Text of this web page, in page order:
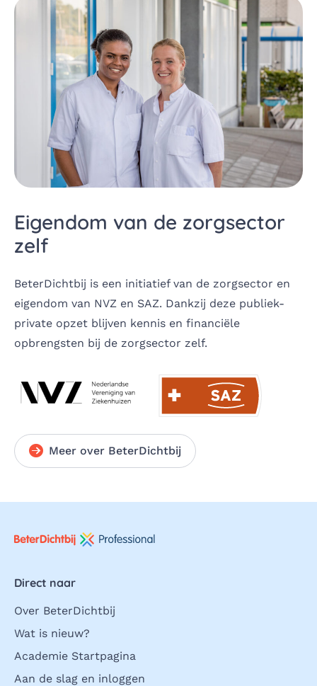
Eigendom van de zorgsector
zelf
BeterDichtbij is een initiatief van de zorgsector en
eigendom van NVZ en SAZ. Dankzij deze publiek-
private opzet blijven kennis en financiële
opbrengsten bij de zorgsector zelf.
Meer over BeterDichtbij
Direct naar
Over BeterDichtbij
Wat is nieuw?
Academie Startpagina
Aan de slag en inloggen